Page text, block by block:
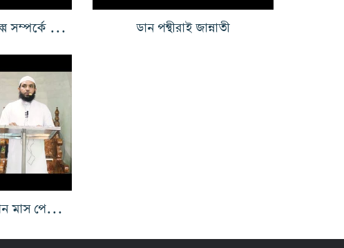
ডান পন্থীরাই জান্নাতী
যেই ব্যক্তি একটি রামযান মাস পেয়ে যায় তার মর্যাদা